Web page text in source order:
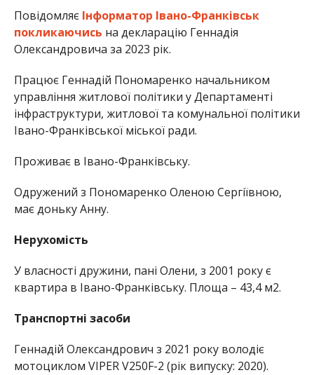
ПовідомляєІнформатор Івано-Франківськ
покликаючись на декларацію Геннадія
Олександровича за 2023 рік.
Працює Геннадій Пономаренко начальником
управління житлової політики у Департаменті
інфраструктури, житлової та комунальної політики
Івано-Франківської міської ради.
Проживає в Івано-Франківську.
Одружений з Пономаренко Оленою Сергіївною,
має доньку Анну.
Нерухомість
У власності дружини, пані Олени, з 2001 року є
квартира в Івано-Франківську. Площа – 43,4 м2.
Транспортні засоби
Геннадій Олександрович з 2021 року володіє
мотоциклом VIPER V250F-2 (рік випуску: 2020).